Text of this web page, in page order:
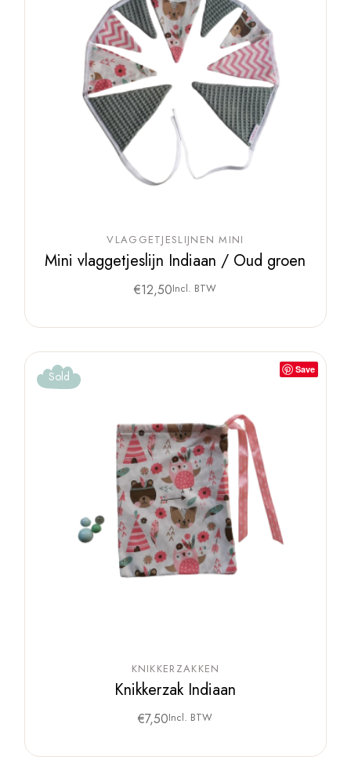
VLAGGETJESLIJNEN MINI
Mini vlaggetjeslijn Indiaan / Oud groen
€12,50Incl. BTW
Save
Sold
KNIKKERZAKKEN
Knikkerzak Indiaan
€7,50Incl. BTW